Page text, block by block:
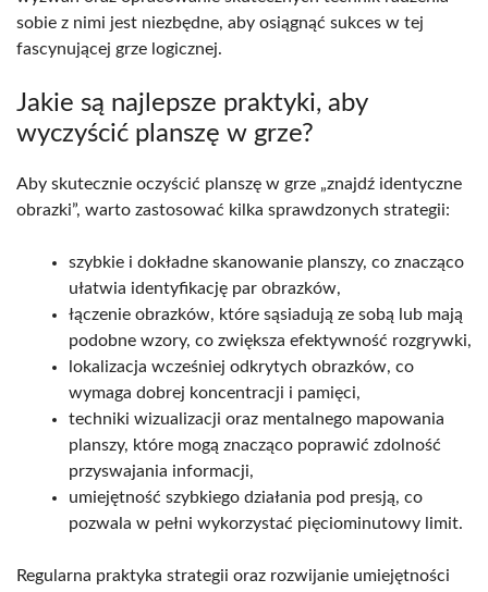
sobie z nimi jest niezbędne, aby osiągnąć sukces w tej
fascynującej grze logicznej.
Jakie są najlepsze praktyki, aby
wyczyścić planszę w grze?
Aby skutecznie oczyścić planszę w grze „znajdź identyczne
obrazki”, warto zastosować kilka sprawdzonych strategii:
szybkie i dokładne skanowanie planszy, co znacząco
ułatwia identyfikację par obrazków,
łączenie obrazków, które sąsiadują ze sobą lub mają
podobne wzory, co zwiększa efektywność rozgrywki,
lokalizacja wcześniej odkrytych obrazków, co
wymaga dobrej koncentracji i pamięci,
techniki wizualizacji oraz mentalnego mapowania
planszy, które mogą znacząco poprawić zdolność
przyswajania informacji,
umiejętność szybkiego działania pod presją, co
pozwala w pełni wykorzystać pięciominutowy limit.
Regularna praktyka strategii oraz rozwijanie umiejętności